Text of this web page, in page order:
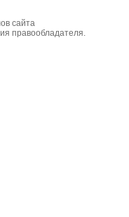
сайта
правообладателя.